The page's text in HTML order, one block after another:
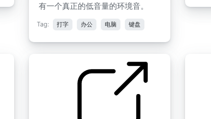
有一个真正的低音量的环境音。
Tag: 打字 办公 电脑 键盘